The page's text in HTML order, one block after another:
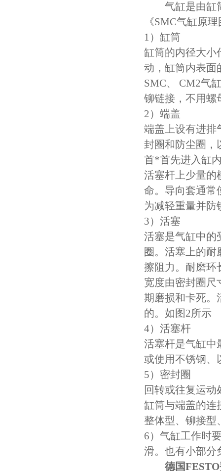
气缸是由缸筒
《SMC气缸原
1）缸筒
缸筒的内径大小
动，缸筒内表面
SMC、 CM2气
铆链接，不用螺
2）端盖
端盖上设有进排
封圈和防尘圈
首*首先进入缸
活塞杆上少量的
命。导向套通常
为减轻重量并防
3）活塞
活塞是气缸中的
圈。活塞上的
擦阻力。耐磨环
宽度由密封圈尺
期磨损和卡死。
的。如图2所示
4）活塞杆
活塞杆是气缸中
或使用不锈钢、
5）密封圈
回转或往复运
缸筒与端盖的连
整体型、铆接型
6）气缸工作时
滑。也有小部分
德国